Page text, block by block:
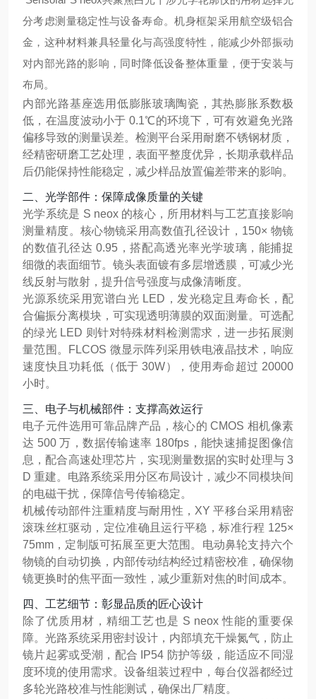
分考虑测量稳定性与设备寿命。机身框架采用航空级铝合
金，这种材料兼具轻量化与高强度特性，能减少外部振动
对内部光路的影响，同时降低设备整体重量，便于安装与
布局。
内部光路基座选用低膨胀玻璃陶瓷，其热膨胀系数极
低，在温度波动小于 0.1℃的环境下，可有效避免光路
偏移导致的测量误差。检测平台采用耐磨不锈钢材质，
经精密研磨工艺处理，表面平整度优异，长期承载样品
后仍能保持性能稳定，减少样品放置偏差带来的影响。
二、光学部件：保障成像质量的关键
光学系统是 S neox 的核心，所用材料与工艺直接影响
测量精度。核心物镜采用高数值孔径设计，150× 物镜
的数值孔径达 0.95，搭配高透光率光学玻璃，能捕捉
细微的表面细节。镜头表面镀有多层增透膜，可减少光
线反射与散射，提升信号强度与成像清晰度。
光源系统采用宽谱白光 LED，发光稳定且寿命长，配
合偏振分离模块，可实现透明薄膜的双面测量。可选配
的绿光 LED 则针对特殊材料检测需求，进一步拓展测
量范围。FLCOS 微显示阵列采用铁电液晶技术，响应
速度快且功耗低（低于 30W），使用寿命超过 20000
小时。
三、电子与机械部件：支撑高效运行
电子元件选用可靠品牌产品，核心的 CMOS 相机像素
达 500 万，数据传输速率 180fps，能快速捕捉图像信
息，配合高速处理芯片，实现测量数据的实时处理与 3
D 重建。电路系统采用分区布局设计，减少不同模块间
的电磁干扰，保障信号传输稳定。
机械传动部件注重精度与耐用性，XY 平移台采用精密
滚珠丝杠驱动，定位准确且运行平稳，标准行程 125×
75mm，定制版可拓展至更大范围。电动鼻轮支持六个
物镜的自动切换，内部传动结构经过精密校准，确保物
镜更换时的焦平面一致性，减少重新对焦的时间成本。
四、工艺细节：彰显品质的匠心设计
除了优质用材，精细工艺也是 S neox 性能的重要保
障。光路系统采用密封设计，内部填充干燥氮气，防止
镜片起雾或受潮，配合 IP54 防护等级，能适应不同湿
度环境的使用需求。设备组装过程中，每台仪器都经过
多轮光路校准与性能测试，确保出厂精度。